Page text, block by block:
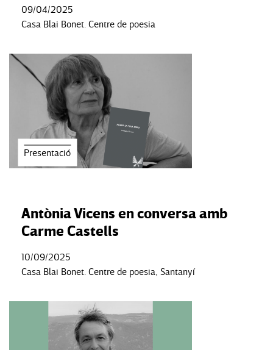
09/04/2025
Casa Blai Bonet. Centre de poesia
Presentació
Antònia Vicens en conversa amb
Carme Castells
10/09/2025
Casa Blai Bonet. Centre de poesia, Santanyí